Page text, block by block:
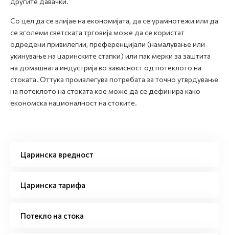
Со цел да се влијае на економијата, да се урамнотежи или да
се зголеми светската трговија може да се користат
одредени привилегии, преференцијали (намалување или
укинување на царинските стапки) или пак мерки за заштита
на домашната индустрија во зависност од потеклото на
стоката. Оттука произлегува потребата за точно утврдување
на потеклото на стоката кое може да се дефинира како
економска националност на стоките.
Царинска вредност
Царинска тарифа
Потекло на стока